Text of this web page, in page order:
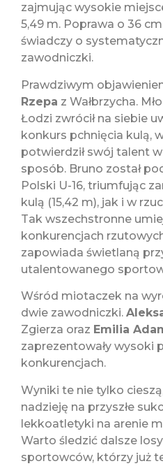
zajmując wysokie
5,49 m. Poprawa o 36
świadczy o
zawodniczki.
Prawdziwym
Rzepa z Wałbrzycha.
Łodzi zwrócił na siebie
konkurs pchnięcia kulą,
potwierdził swój talent
sposób. Bruno został
Polski U-16, triumfując
kulą (15,42 m), jak i w
Tak wszechstronne
konkurencjach
zapowiada świetlaną
utalentowanego
Wśród miotaczek na
dwie zawodniczki.
Zgierza oraz Emilia
zaprezentowały wysoki
konkurencjach.
Wyniki te nie tylko
nadzieję na przyszłe
lekkoatletyki na arenie
Warto śledzić dalsze
sportowców, którzy już